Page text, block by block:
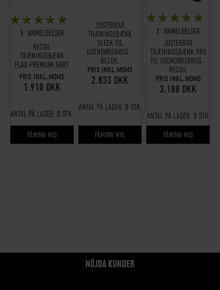
BEDØMMELSE:
100%
5 ANMELDELSER
RECOIL
TRÆNINGSBÆNK
FLAD PREMIUM SORT
PRIS INKL.MOMS
1.910 DKK
ANTAL PÅ LAGER: 0 STK.
PÅMINN MIG
JUSTERBAR
TRÆNINGSBÆNK
SLEEK TIL
UDENDØRSBRUG -
RECOIL
PRIS INKL.MOMS
2.833 DKK
ANTAL PÅ LAGER: 0 STK.
PÅMINN MIG
BEDØMMELSE:
95%
2 ANMELDELSER
JUSTERBAR
TRÆNINGSBÆNK PRO
TIL UDENDØRSBRUG -
RECOIL
PRIS INKL.MOMS
3.188 DKK
ANTAL PÅ LAGER: 0 STK.
PÅMINN MIG
NÖJDA KUNDER